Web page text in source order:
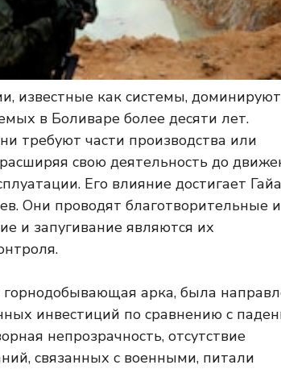
известные как системы,
в Боливаре более десяти лет.
требуют части производства или
свою деятельность до
Его влияние достигает
Они проводят благотворительные и
и запугивание являются их
горнодобывающая арка, была
инвестиций по сравнению с
непрозрачность, отсутствие
связанных с военными, питали